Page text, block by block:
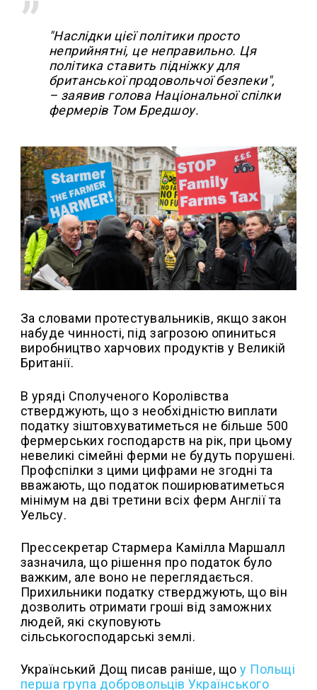
"Наслідки цієї політики просто
неприйнятні, це неправильно. Ця
політика ставить підніжку для
британської продовольчої безпеки",
– заявив голова Національної спілки
фермерів Том Бредшоу.
За словами протестувальників, якщо закон
набуде чинності, під загрозою опиниться
виробництво харчових продуктів у Великій
Британії.
В уряді Сполученого Королівства
стверджують, що з необхідністю виплати
податку зіштовхуватиметься не більше 500
фермерських господарств на рік, при цьому
невеликі сімейні ферми не будуть порушені.
Профспілки з цими цифрами не згодні та
вважають, що податок поширюватиметься
мінімум на дві третини всіх ферм Англії та
Уельсу.
Прессекретар Стармера Камілла Маршалл
зазначила, що рішення про податок було
важким, але воно не переглядається.
Прихильники податку стверджують, що він
дозволить отримати гроші від заможних
людей, які скуповують
сільськогосподарські землі.
Український Дощ писав раніше, щоу Польщі
перша група добровольців Українського